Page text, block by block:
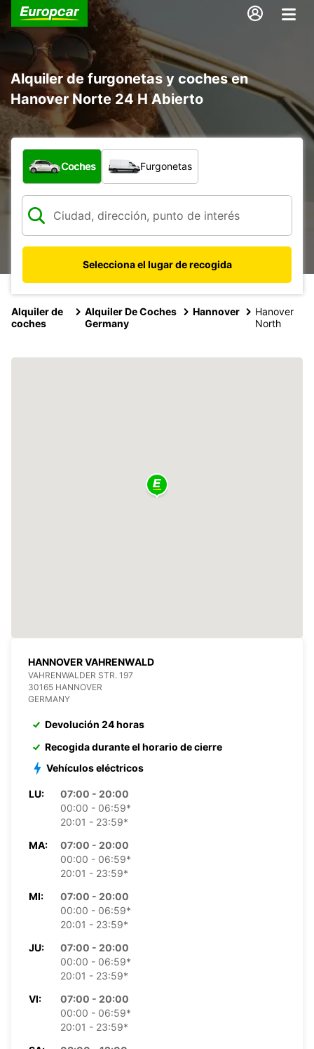
Alquiler de furgonetas y coches en
Hanover Norte 24 H Abierto
¿Qué tipo de vehículo?
Coches Furgonetas
Selecciona el lugar de recogida
Alquiler de
coches
Alquiler De Coches
Germany
Hannover
Hanover
North
HANNOVER VAHRENWALD
VAHRENWALDER STR. 197
30165 HANNOVER
GERMANY
Devolución 24 horas
Recogida durante el horario de cierre
Vehículos eléctricos
LU:
07:00 - 20:00
00:00 - 06:59*
20:01 - 23:59*
MA:
07:00 - 20:00
00:00 - 06:59*
20:01 - 23:59*
MI:
07:00 - 20:00
00:00 - 06:59*
20:01 - 23:59*
JU:
07:00 - 20:00
00:00 - 06:59*
20:01 - 23:59*
VI:
07:00 - 20:00
00:00 - 06:59*
20:01 - 23:59*